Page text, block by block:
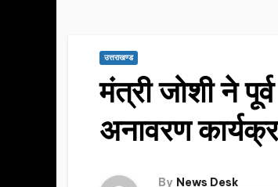
उत्तराखण्ड
मंत्री जोशी ने
अनावरण
By News Desk